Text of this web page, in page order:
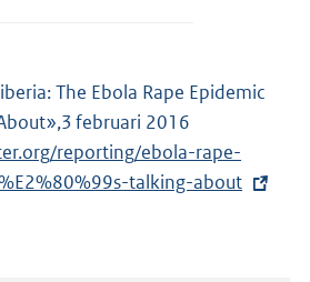
The Ebola Rape Epidemic
februari 2016
x
t
reporting/ebola-rape-
talking-about